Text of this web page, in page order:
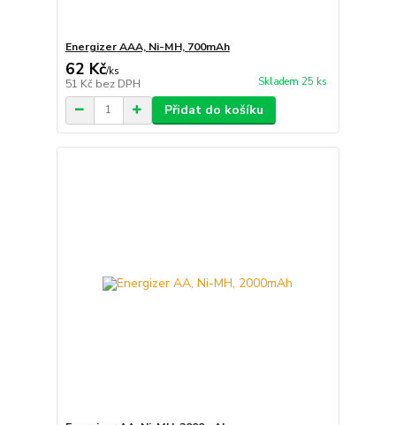
Energizer AAA, Ni-MH, 700mAh
62 Kč/ks
51 Kč bez DPH Skladem 25 ks
Přidat do košíku